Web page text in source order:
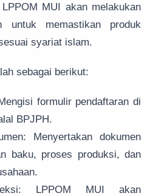
MUI akan melakukan
untuk memastikan produk
syariat islam.
sebagai berikut:
formulir pendaftaran di
BPJPH.
Menyertakan dokumen
baku, proses produksi, dan
LPPOM MUI akan